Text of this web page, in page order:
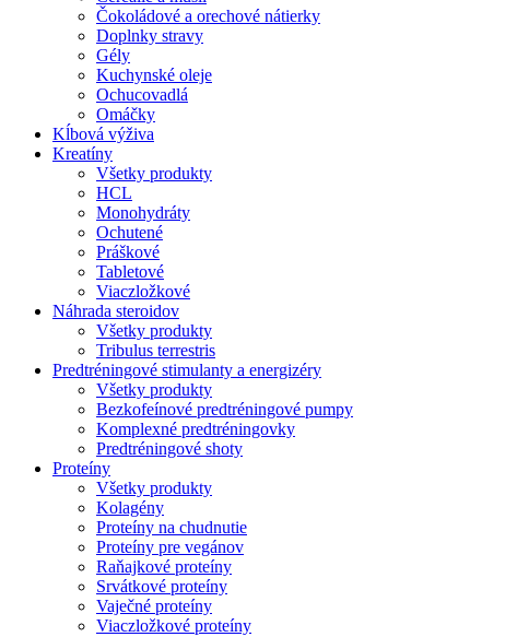
Čokoládové a orechové nátierky
Doplnky stravy
Gély
Kuchynské oleje
Ochucovadlá
Omáčky
Kĺbová výživa
Kreatíny
Všetky produkty
HCL
Monohydráty
Ochutené
Práškové
Tabletové
Viaczložkové
Náhrada steroidov
Všetky produkty
Tribulus terrestris
Predtréningové stimulanty a energizéry
Všetky produkty
Bezkofeínové predtréningové pumpy
Komplexné predtréningovky
Predtréningové shoty
Proteíny
Všetky produkty
Kolagény
Proteíny na chudnutie
Proteíny pre vegánov
Raňajkové proteíny
Srvátkové proteíny
Vaječné proteíny
Viaczložkové proteíny